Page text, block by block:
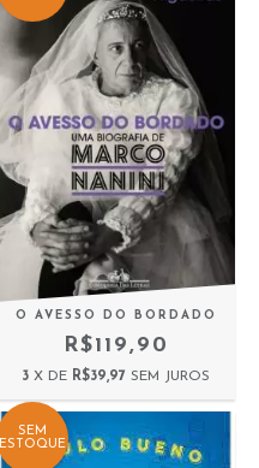
O AVESSO DO BORDADO
R$119,90
3 X DE R$39,97 SEM JUROS
SEM
ESTOQUE